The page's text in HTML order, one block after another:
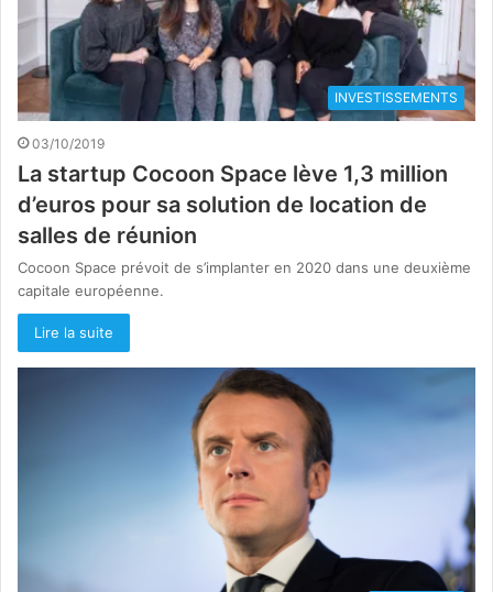
INVESTISSEMENTS
03/10/2019
La startup Cocoon Space lève 1,3 million
d’euros pour sa solution de location de
salles de réunion
Cocoon Space prévoit de s’implanter en 2020 dans une deuxième
capitale européenne.
Lire la suite